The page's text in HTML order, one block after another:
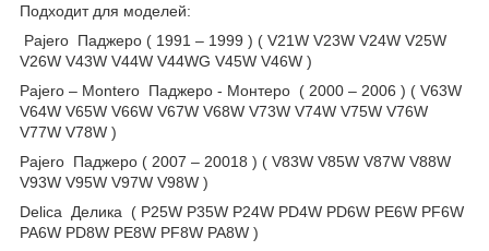
Подходит для моделей:
Pajero Паджеро ( 1991 – 1999 ) ( V21W V23W V24W V25W
V26W V43W V44W V44WG V45W V46W )
Pajero – Montero Паджеро - Монтеро ( 2000 – 2006 ) ( V63W
V64W V65W V66W V67W V68W V73W V74W V75W V76W
V77W V78W )
Pajero Паджеро ( 2007 – 20018 ) ( V83W V85W V87W V88W
V93W V95W V97W V98W )
Delica Делика ( P25W P35W P24W PD4W PD6W PE6W PF6W
PA6W PD8W PE8W PF8W PA8W )